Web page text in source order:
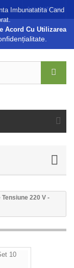
Autentificare
220 V -
Imbunatatita Cand
Acord Cu Utilizarea